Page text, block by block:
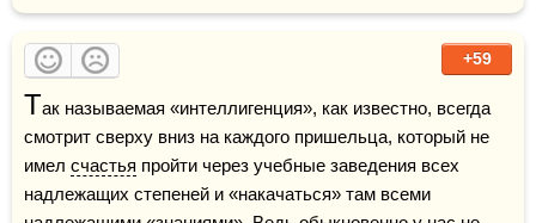
+59
Так называемая «интеллигенция», как известно, всегда
смотрит сверху вниз на каждого пришельца, который не
имел счастья пройти через учебные заведения всех
надлежащих степеней и «накачаться» там всеми